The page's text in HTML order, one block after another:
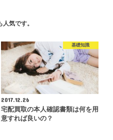
気です。
基礎知識
2017.12.26
宅配買取の本人確認書類は何を用
意すれば良いの？